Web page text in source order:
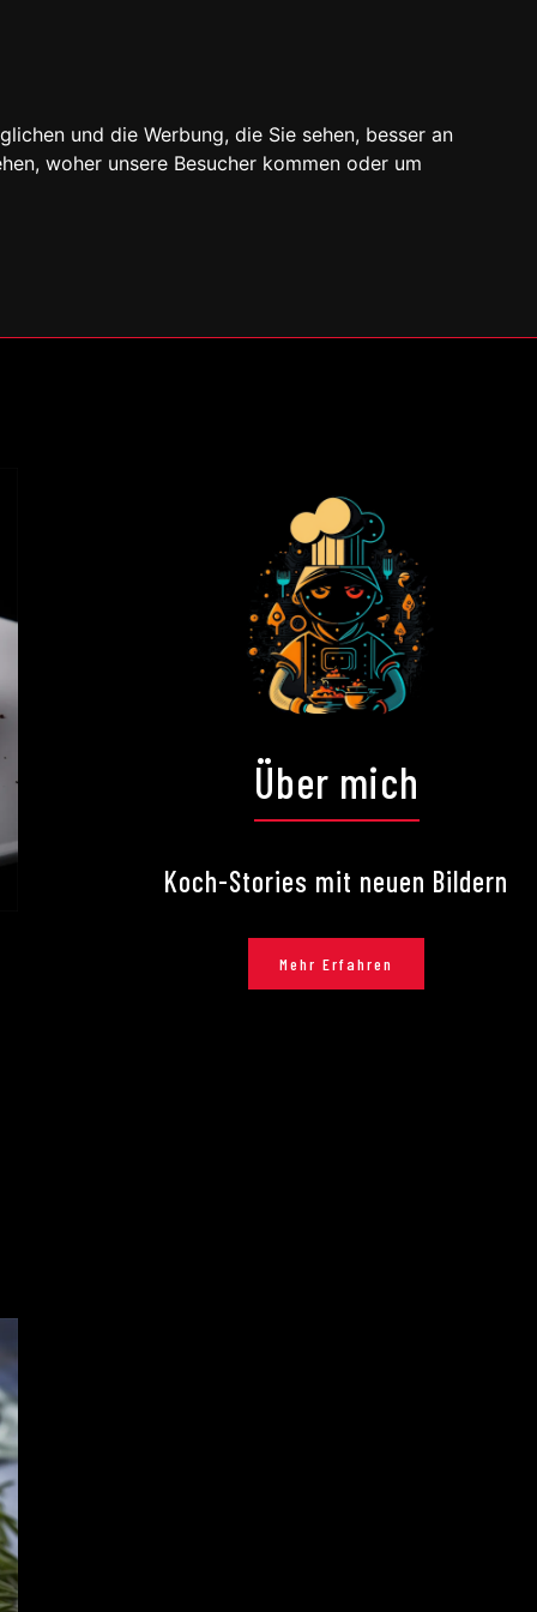
und die Werbung, die Sie sehen, besser an
woher unsere Besucher kommen oder um
Über mich
Koch-Stories mit neuen Bildern
Mehr Erfahren